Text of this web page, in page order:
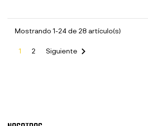
Mostrando 1-24 de 28 artículo(s)
1 2 Siguiente 